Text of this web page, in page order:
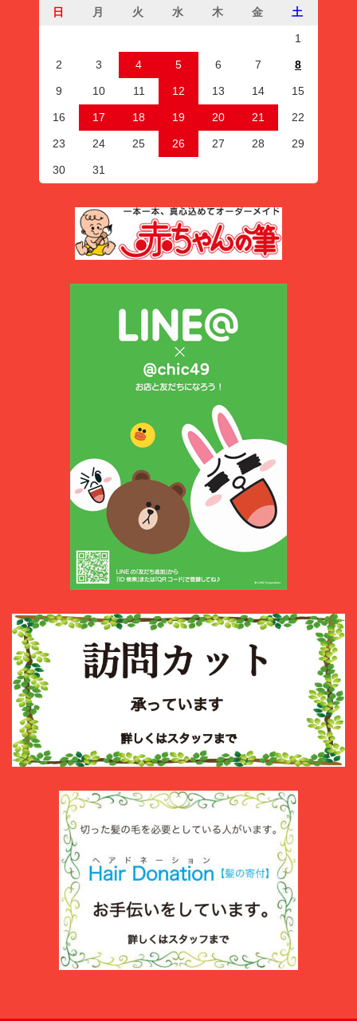
日 月 火 水 木 金 土
1
2 3 4 5 6 7 8
9 10 11 12 13 14 15
16 17 18 19 20 21 22
23 24 25 26 27 28 29
30 31